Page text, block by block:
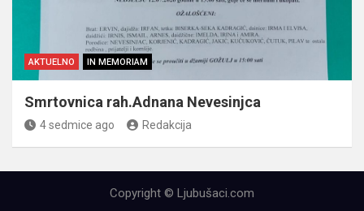
AKTUELNO IN MEMORIAM
Smrtovnica rah.Adnana Nevesinjca
4 sedmice ago Redakcija
Copyright © Ljubušaci.com